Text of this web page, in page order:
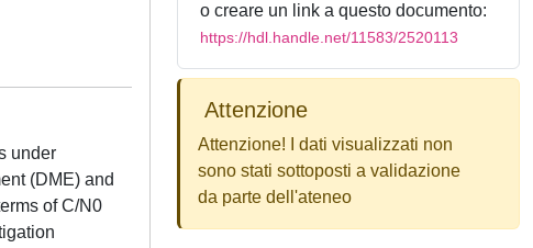
under
(DME) and
of C/N0
o creare un link a questo documento:
https://hdl.handle.net/11583/2520113
Attenzione
Attenzione! I dati visualizzati non
sono stati sottoposti a validazione
da parte dell'ateneo